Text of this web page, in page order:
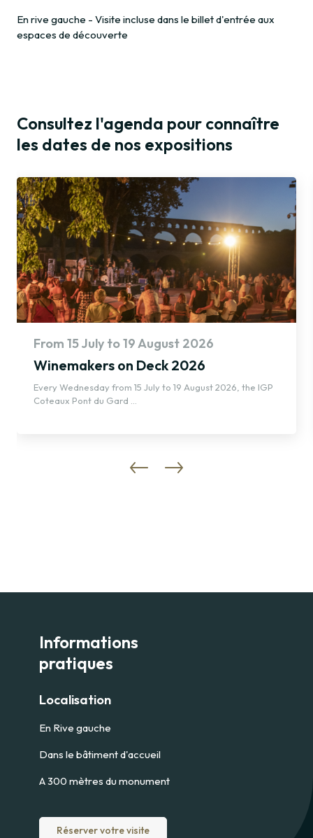
En rive gauche - Visite incluse dans le billet d'entrée aux
espaces de découverte
Consultez l'agenda pour connaître
les dates de nos expositions
From 15 July to 19 August 2026
Winemakers on Deck 2026
Every Wednesday from 15 July to 19 August 2026, the IGP
Coteaux Pont du Gard
Informations
pratiques
Localisation
En Rive gauche
Dans le bâtiment d'accueil
A 300 mètres du monument
Réserver votre visite